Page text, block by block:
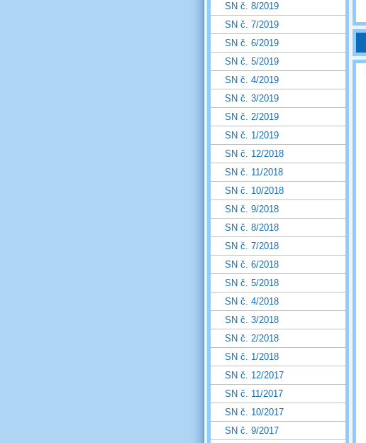
SN č. 8/2019
SN č. 7/2019
SN č. 6/2019
SN č. 5/2019
SN č. 4/2019
SN č. 3/2019
SN č. 2/2019
SN č. 1/2019
SN č. 12/2018
SN č. 11/2018
SN č. 10/2018
SN č. 9/2018
SN č. 8/2018
SN č. 7/2018
SN č. 6/2018
SN č. 5/2018
SN č. 4/2018
SN č. 3/2018
SN č. 2/2018
SN č. 1/2018
SN č. 12/2017
SN č. 11/2017
SN č. 10/2017
SN č. 9/2017